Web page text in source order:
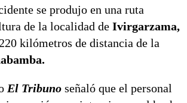
se produjo en una ruta
de la localidad de Ivirgarzama,
kilómetros de distancia de la
El Tribuno señaló que el personal